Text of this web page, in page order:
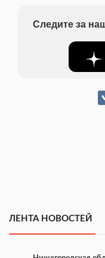
Следите за
ЛЕНТА НОВОСТЕЙ